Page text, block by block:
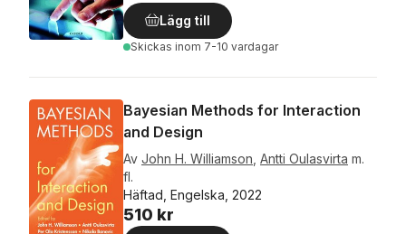
Lägg till
Skickas inom 7-10 vardagar
Bayesian Methods for Interaction
and Design
Av John H. Williamson Antti Oulasvirta m.
fl.
Häftad, Engelska, 2022
510 kr